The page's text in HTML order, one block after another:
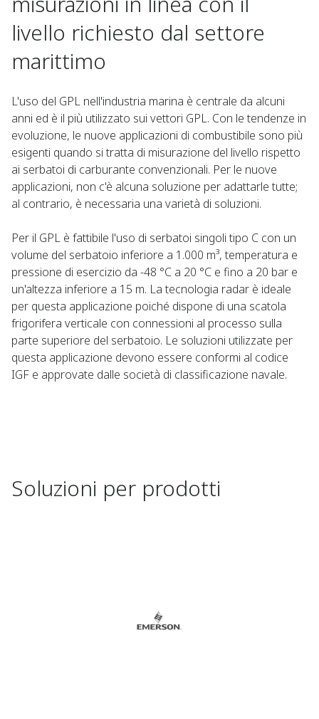
livello richiesto dal settore
marittimo
L'uso del GPL nell'industria marina è centrale da alcuni
anni ed è il più utilizzato sui vettori GPL. Con le tendenze in
evoluzione, le nuove applicazioni di combustibile sono più
esigenti quando si tratta di misurazione del livello rispetto
ai serbatoi di carburante convenzionali. Per le nuove
applicazioni, non c'è alcuna soluzione per adattarle tutte;
al contrario, è necessaria una varietà di soluzioni.
Per il GPL è fattibile l'uso di serbatoi singoli tipo C con un
volume del serbatoio inferiore a 1.000 m³, temperatura e
pressione di esercizio da -48 °C a 20 °C e fino a 20 bar e
un'altezza inferiore a 15 m. La tecnologia radar è ideale
per questa applicazione poiché dispone di una scatola
frigorifera verticale con connessioni al processo sulla
parte superiore del serbatoio. Le soluzioni utilizzate per
questa applicazione devono essere conformi al codice
IGF e approvate dalle società di classificazione navale.
Soluzioni per prodotti